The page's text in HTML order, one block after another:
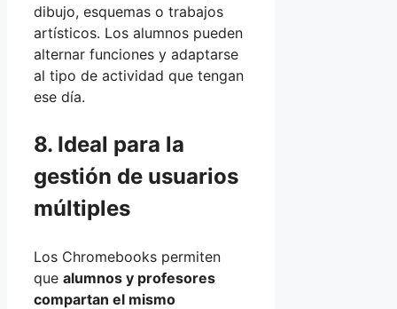
dibujo, esquemas o trabajos
artísticos. Los alumnos pueden
alternar funciones y adaptarse
al tipo de actividad que tengan
ese día.
8. Ideal para la
gestión de usuarios
múltiples
Los Chromebooks permiten
que alumnos y profesores
compartan el mismo